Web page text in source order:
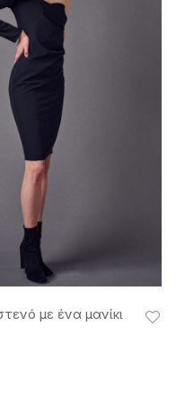
με ένα μανίκι